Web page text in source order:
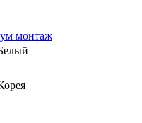
монтаж